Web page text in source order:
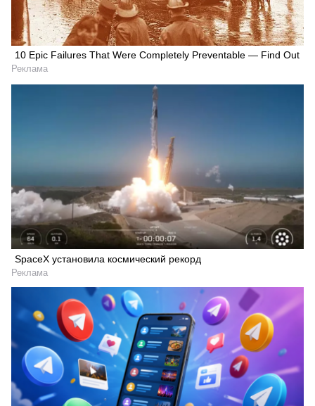
10 Epic Failures That Were Completely Preventable — Find Out
Реклама
SpaceX установила космический рекорд
Реклама